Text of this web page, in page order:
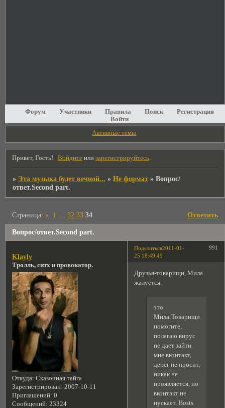
Форум Участники Правила Поиск
Регистрация
Войти
Активные темы
Привет, Гость! Войдите илизарегистрируйтесь.
» Эта музыка будет вечной... »Не формат »Вопрос/
ответ.Second part.
Вопрос/ответ.Second part.
Страница: « 1 … 32 33 34 Ответить
Поделиться 991
2011-01-
25 18:49:49
Klayly
Тролль, ситх и провокатор.
Откуда: Сказочная тайга
Зарегистрирован: 2007-10-11
Приглашений: 0
Сообщений: 23324
Друзья-товарищи, Мила
жалуется.
это
Мила:Товарищи,
помогите,
полагаю вирус
не дает зайти
мне вконтакт,
денег не просит,
никак не
проявляется, но
вконтакт не
пускает. Hosts